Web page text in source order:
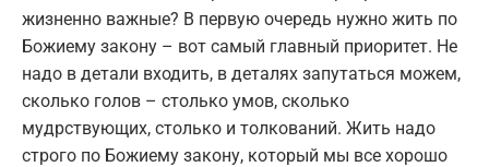
жизненно важные? В первую очередь нужно жить по
Божиему закону – вот самый главный приоритет. Не
надо в детали входить, в деталях запутаться можем,
сколько голов – столько умов, сколько
мудрствующих, столько и толкований. Жить надо
строго по Божиему закону, который мы все хорошо